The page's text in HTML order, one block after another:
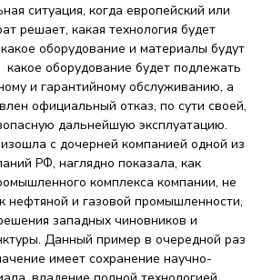
ситуация, когда европейский или
решает, какая технология будет
оборудование и материалы будут
оборудование будет подлежать
и гарантийному обслуживанию, а
официальный отказ, по сути своей,
дальнейшую эксплуатацию.
с дочерней компанией одной из
РФ, наглядно показала, как
комплекса компании, не
и газовой промышленности,
западных чиновников и
Данный пример в очередной раз
имеет сохранение научно-